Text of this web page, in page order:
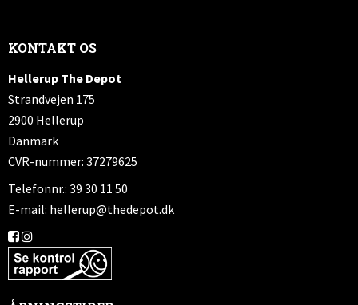
KONTAKT OS
Hellerup The Depot
Strandvejen 175
2900 Hellerup
Danmark
CVR-nummer: 37279625
Telefonnr.: 39 30 11 50
E-mail: hellerup@thedepot.dk